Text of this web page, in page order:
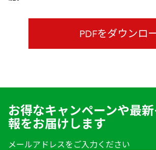
PDFをダウンロ
お得なキャンペーンや最
報をお届けします
メールアドレスをご入力ください